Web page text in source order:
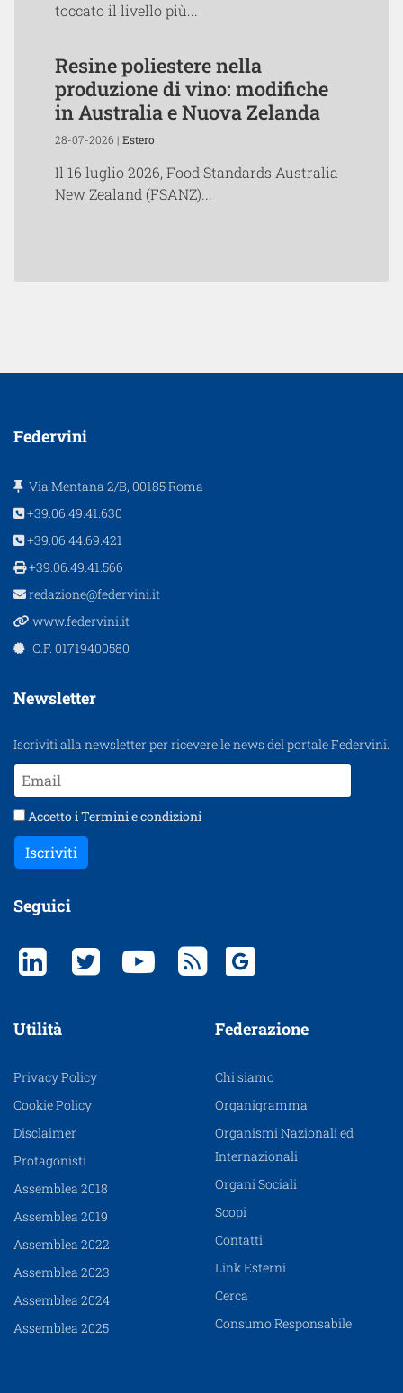
toccato il livello più...
Resine poliestere nella
produzione di vino: modifiche
in Australia e Nuova Zelanda
28-07-2026 | Estero
Il 16 luglio 2026, Food Standards Australia
New Zealand (FSANZ)...
Federvini
Via Mentana 2/B, 00185 Roma
+39.06.49.41.630
+39.06.44.69.421
+39.06.49.41.566
redazione@federvini.it
www.federvini.it
C.F. 01719400580
Newsletter
Iscriviti alla newsletter per ricevere le news del portale Federvini.
Accetto iTermini e condizioni
Iscriviti
Seguici
Utilità
Privacy Policy
Cookie Policy
Disclaimer
Protagonisti
Assemblea 2018
Assemblea 2019
Assemblea 2022
Assemblea 2023
Assemblea 2024
Assemblea 2025
Federazione
Chi siamo
Organigramma
Organismi Nazionali ed
Internazionali
Organi Sociali
Scopi
Contatti
Link Esterni
Cerca
Consumo Responsabile